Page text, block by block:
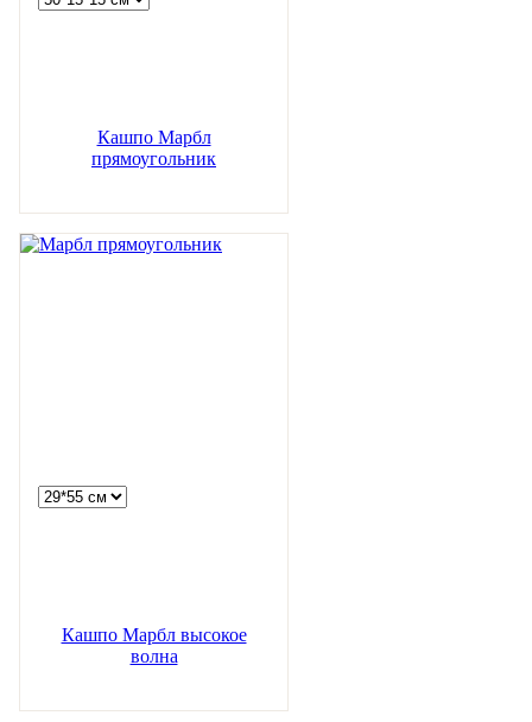
Кашпо Марбл
прямоугольник
Кашпо Марбл высокое
волна